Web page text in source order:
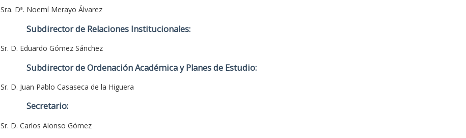
Sra. Dª. Noemí Merayo Álvarez
Subdirector de Relaciones Institucionales:
Sr. D. Eduardo Gómez Sánchez
Subdirector de Ordenación Académica y Planes de Estudio:
Sr. D. Juan Pablo Casaseca de la Higuera
Secretario:
Sr. D. Carlos Alonso Gómez